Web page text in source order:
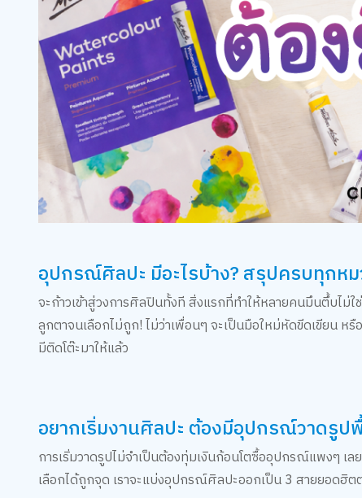
อุปกรณ์ศิลปะ มีอะไรบ้าง? สรุปครบทุกห
จะก้าวเข้าสู่วงการศิลปินทั้งที สิ่งแรกที่ทำให้หลายคนมึนตึ้บไม่ใ
ลูกตาจนเลือกไม่ถูก! ไม่ว่าเพื่อนๆ จะเป็นมือใหม่หัดขีดเขียน
มีติดโต๊ะมาให้แล้ว
อยากเริ่มงานศิลปะ ต้องมีอุปกรณ์วาดรูป
การเริ่มวาดรูปไม่จำเป็นต้องทุ่มเงินก้อนโตซื้ออุปกรณ์แพงๆ
เลือกได้ถูกจุด เราจะแบ่งอุปกรณ์ศิลปะออกเป็น 3 สายยอดฮิ